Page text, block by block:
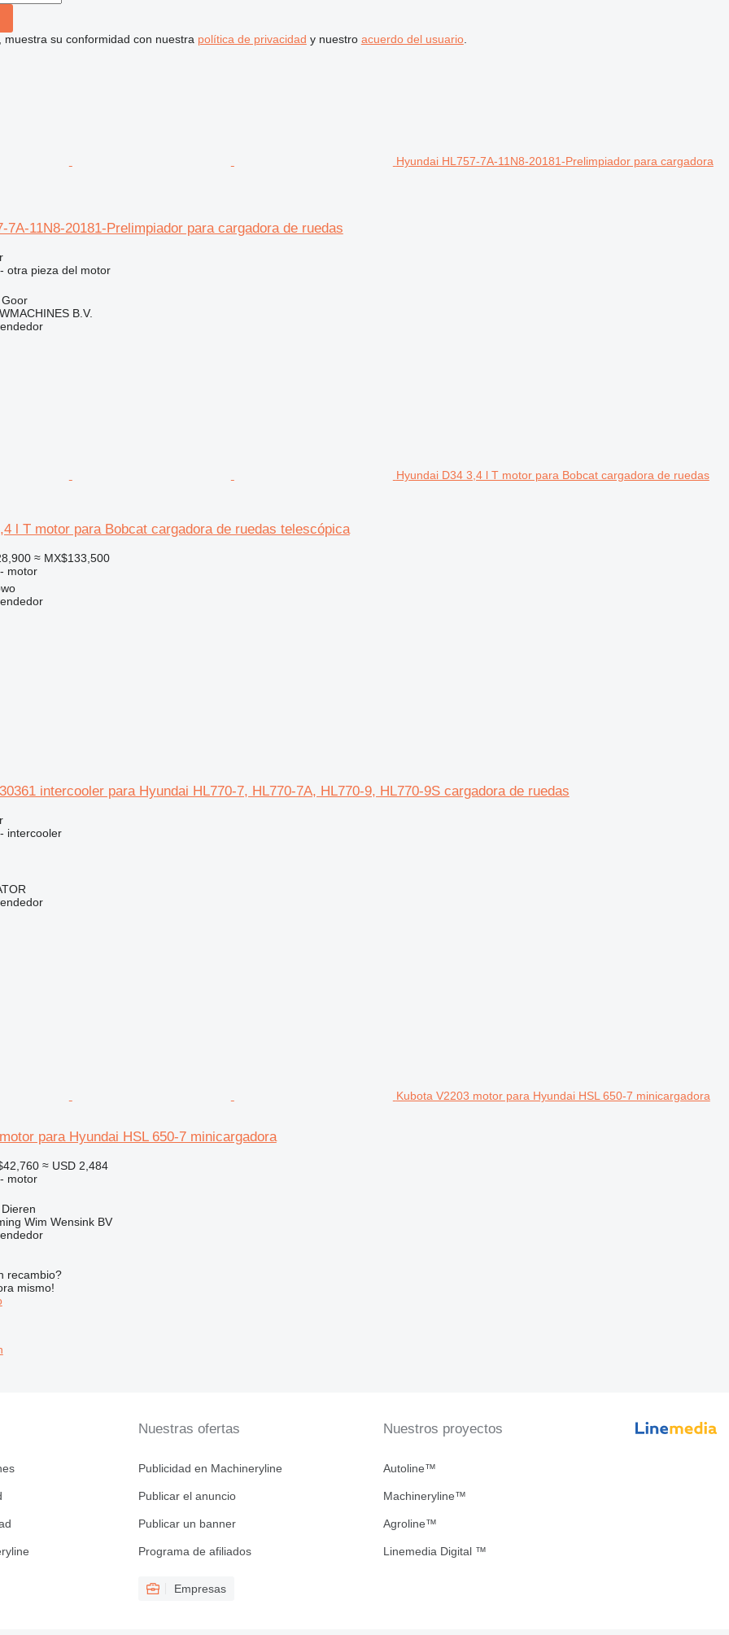
muestra su conformidad con nuestra política de privacidad y nuestro acuerdo del usuario.
Hyundai HL757-7A-11N8-20181-Prelimpiador para cargadora
7A-11N8-20181-Prelimpiador para cargadora de ruedas
otra pieza del motor
B.V.
Hyundai D34 3,4 l T motor para Bobcat cargadora de ruedas
l T motor para Bobcat cargadora de ruedas telescópica
≈ MX$133,500
motor
intercooler para Hyundai HL770-7, HL770-7A, HL770-9, HL770-9S cargadora de ruedas
intercooler
Kubota V2203 motor para Hyundai HSL 650-7 minicargadora
para Hyundai HSL 650-7 minicargadora
≈ USD 2,484
motor
Wim Wensink BV
recambio?
mismo!
Nuestras ofertas
Publicidad en Machineryline
Publicar el anuncio
Publicar un banner
Programa de afiliados
Empresas
Nuestros proyectos
Autoline™
Machineryline™
Agroline™
Linemedia Digital ™